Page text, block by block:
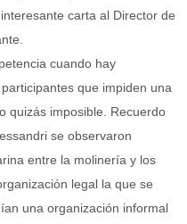
carta al Director de
cuando hay
que impiden una
quizás imposible. Recuerdo
se observaron
entre la molinería y los
legal la que se
una organización informal